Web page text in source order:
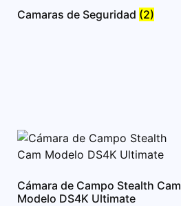
Camaras de Seguridad (2)
Cámara de Campo Stealth Cam
Modelo DS4K Ultimate